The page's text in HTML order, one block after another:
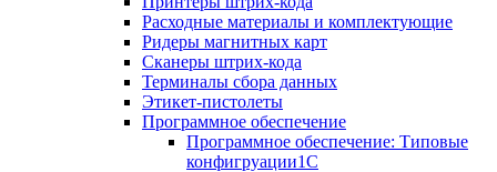
Расходные материалы и комплектующие
Ридеры магнитных карт
Сканеры штрих-кода
Терминалы сбора данных
Этикет-пистолеты
Программное обеспечение
Программное обеспечение: Типовые
конфигруации1С